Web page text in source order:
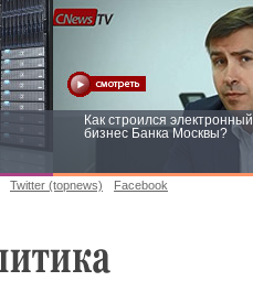
Как строился электронный
бизнес Банка Москвы?
Twitter (topnews) Facebook